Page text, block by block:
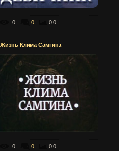
0 0 0.0
Жизнь Клима Самгина
0 0 0.0